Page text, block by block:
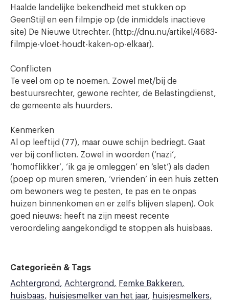
Haalde landelijke bekendheid met stukken op
GeenStijl en een filmpje op (de inmiddels inactieve
site) De Nieuwe Utrechter. (http://dnu.nu/artikel/4683-
filmpje-vloet-houdt-kaken-op-elkaar).
Conflicten
Te veel om op te noemen. Zowel met/bij de
bestuursrechter, gewone rechter, de Belastingdienst,
de gemeente als huurders.
Kenmerken
Al op leeftijd (77), maar ouwe schijn bedriegt. Gaat
ver bij conflicten. Zowel in woorden (‘nazi’,
‘homoflikker’, ‘ik ga je omleggen’ en ‘slet’) als daden
(poep op muren smeren, ‘vrienden’ in een huis zetten
om bewoners weg te pesten, te pas en te onpas
huizen binnenkomen en er zelfs blijven slapen). Ook
goed nieuws: heeft na zijn meest recente
veroordeling aangekondigd te stoppen als huisbaas.
Categorieën & Tags
Achtergrond
Achtergrond
Femke Bakkeren
huisbaas
huisjesmelker van het jaar
huisjesmelkers